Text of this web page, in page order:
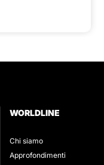
WORLDLINE
Chi siamo
Approfondimenti